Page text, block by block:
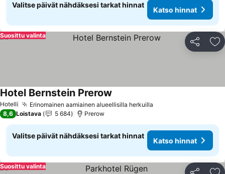
Valitse päivät nähdäksesi tarkat hinnat
Katso hinnat
Jaa
Suosittu valinta
Hotelli Erinomainen aamiainen alueellisilla herkuilla
Hotel Bernstein Prerow
8,6 Loistava 5 684 Prerow
Valitse päivät nähdäksesi tarkat hinnat
Katso hinnat
Suosittu valinta